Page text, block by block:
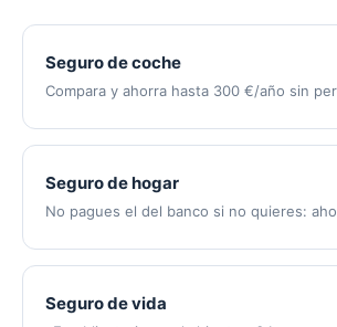
Seguro de coche
Compara y ahorra hasta 300 €/año sin
Seguro de hogar
No pagues el del banco si no quieres:
Seguro de vida